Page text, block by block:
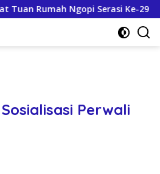
Ngopi Serasi Ke-29 Truk
Perwali